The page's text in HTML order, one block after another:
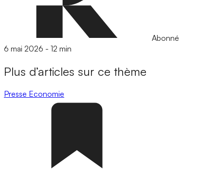
Abonné
6 mai 2026 - 12 min
Plus d’articles sur ce thème
Presse Economie